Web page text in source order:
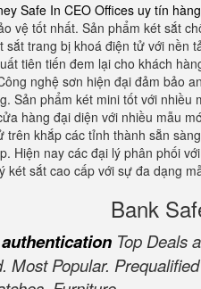
Safe In CEO Offices uy tín
vệ tốt nhất. Sản phẩm két sắt
sắt trang bị khoá điện tử với
tiên tiến đem lại cho khách
nghệ sơn hiện đại đảm bảo
Sản phẩm két mini tốt với
hàng đại diện với nhiều mẫu
khắp các tỉnh thành sẵn
Hiện nay các đại lý phân phối
két sắt cao cấp với sự đa dạng
Bank
Top Deals
Most Popular.